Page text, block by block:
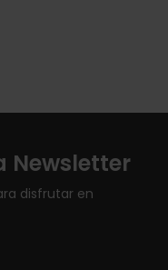
Newsletter
disfrutar en